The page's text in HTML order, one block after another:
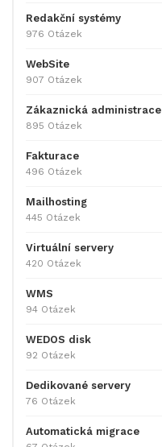
Redakční systémy
976 Otázek
WebSite
907 Otázek
Zákaznická administrace
895 Otázek
Fakturace
496 Otázek
Mailhosting
445 Otázek
Virtuální servery
420 Otázek
WMS
94 Otázek
WEDOS disk
92 Otázek
Dedikované servery
76 Otázek
Automatická migrace